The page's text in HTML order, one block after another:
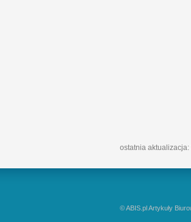
ostatnia
© ABIS.pl Artykuły